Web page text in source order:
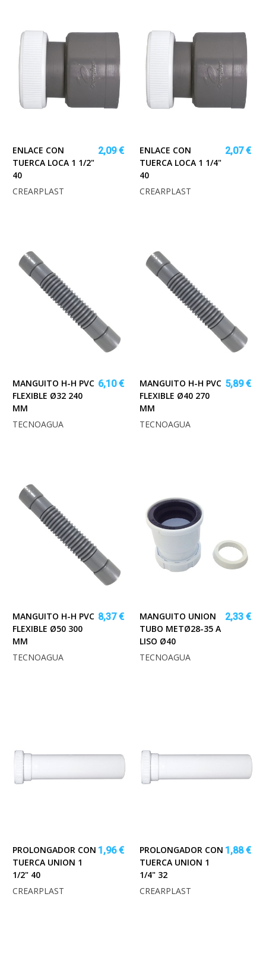
ENLACE CON
TUERCA LOCA 1 1/2"
40
2,09 €
CREARPLAST
ENLACE CON
TUERCA LOCA 1 1/4"
40
2,07 €
CREARPLAST
MANGUITO H-H PVC
FLEXIBLE Ø32 240
MM
6,10 €
TECNOAGUA
MANGUITO H-H PVC
FLEXIBLE Ø40 270
MM
5,89 €
TECNOAGUA
MANGUITO H-H PVC
FLEXIBLE Ø50 300
MM
8,37 €
TECNOAGUA
MANGUITO UNION
TUBO METØ28-35 A
LISO Ø40
2,33 €
TECNOAGUA
PROLONGADOR CON
TUERCA UNION 1
1/2" 40
1,96 €
CREARPLAST
PROLONGADOR CON
TUERCA UNION 1
1/4" 32
1,88 €
CREARPLAST